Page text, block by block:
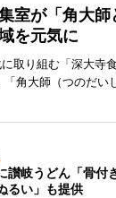
室が「角大
を元気に
取り組む「深大寺
角大師（つのだい
讃岐うどん「骨
るい」も提供